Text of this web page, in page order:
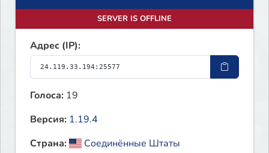
SERVER IS OFFLINE
Адрес (IP):
Голоса: 19
Версия: 1.19.4
Страна:
Соединённые Штаты